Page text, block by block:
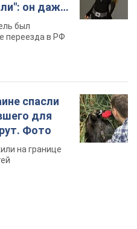
он даже
хочет
был
переезда в РФ
спасли
для
Фото
на границе